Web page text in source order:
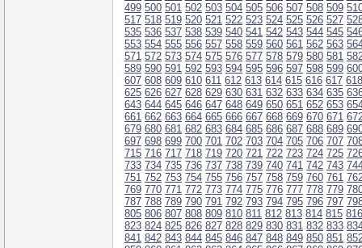
499 500 501 502 503 504 505 506 507 508 509
517 518 519 520 521 522 523 524 525 526 527
535 536 537 538 539 540 541 542 543 544 545
553 554 555 556 557 558 559 560 561 562 563
571 572 573 574 575 576 577 578 579 580 581
589 590 591 592 593 594 595 596 597 598 599
607 608 609 610 611 612 613 614 615 616 617 618
625 626 627 628 629 630 631 632 633 634 635
643 644 645 646 647 648 649 650 651 652 653
661 662 663 664 665 666 667 668 669 670 671
679 680 681 682 683 684 685 686 687 688 689
697 698 699 700 701 702 703 704 705 706 707
715 716 717 718 719 720 721 722 723 724 725
733 734 735 736 737 738 739 740 741 742 743
751 752 753 754 755 756 757 758 759 760 761
769 770 771 772 773 774 775 776 777 778 779
787 788 789 790 791 792 793 794 795 796 797
805 806 807 808 809 810 811 812 813 814 815 816
823 824 825 826 827 828 829 830 831 832 833
841 842 843 844 845 846 847 848 849 850 851